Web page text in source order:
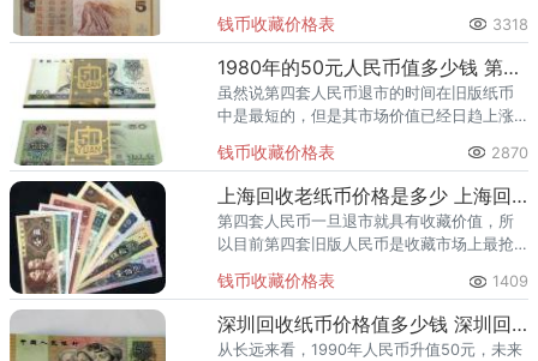
越来越热，而且第四套人民币更是其中的闪
亮新星。
钱币收藏价格表 3318
1980年的50元人民币值多少钱 第四套50元人民币价格一览表
虽然说第四套人民币退市的时间在旧版纸币
中是最短的，但是其市场价值已经日趋上涨
款第四套50元人民币价格迅猛增长，也因此
受到了广大藏友的喜爱
钱币收藏价格表 2870
上海回收老纸币价格是多少 上海回收老纸币最新报价表一览
第四套人民币一旦退市就具有收藏价值，所
以目前第四套旧版人民币是收藏市场上最抢
钱币收藏价格表 1409
深圳回收纸币价格值多少钱 深圳回收纸币最新价格一览表
从长远来看，1990年人民币升值50元，未来